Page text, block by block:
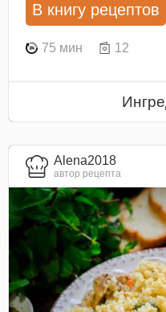
В книгу рецептов
75 мин 12
Alena2018
автор рецепта